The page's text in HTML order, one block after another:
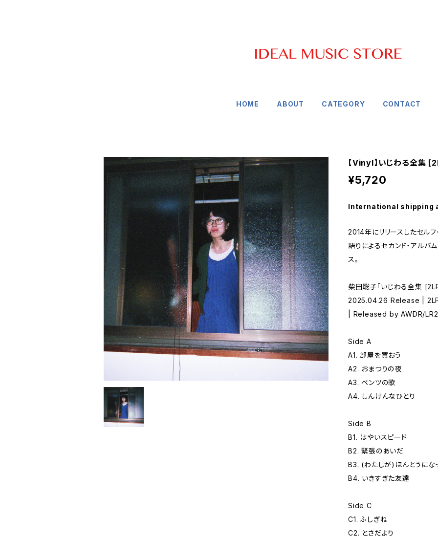
HOME ABOUT CATEGORY CONTACT
【Vinyl】いじわる全集
¥5,720
International shipping
2014年にリリースしたセル
語りによるセカンド・アルバ
ス。
柴田聡子「いじわる全集
2025.04.26 Release |
| Released by AWDR/LR2
Side A
A1. 部屋を買おう
A2. おまつりの夜
A3. ベンツの歌
A4. しんけんなひとり
Side B
B1. はやいスピード
B2. 緊張のあいだ
B3. (わたしが)ほんとうにな
B4. いきすぎた友達
Side C
C1. ふしぎね
C2. とさだより